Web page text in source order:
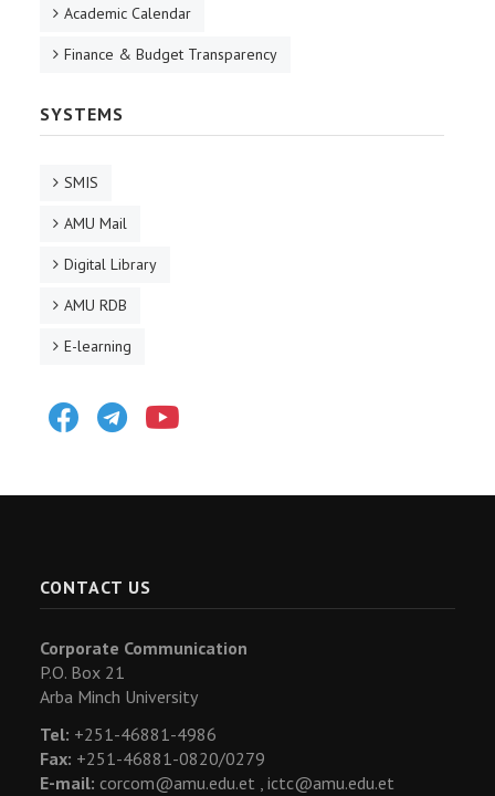
Academic Calendar
Finance & Budget Transparency
SYSTEMS
SMIS
AMU Mail
Digital Library
AMU RDB
E-learning
FacebookTelegram
CONTACT US
Corporate Communication
P.O. Box 21
Arba Minch University
Tel: +251-46881-4986
Fax: +251-46881-0820/0279
E-mail: corcom@amu.edu.et , ictc@amu.edu.et